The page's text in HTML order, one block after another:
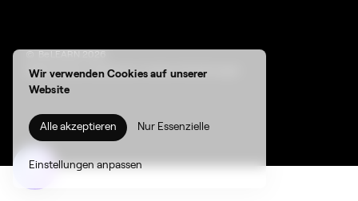
Suchen
nach:
© BeLEARN 2026
Datenschutz
Impressum Cookie-Einstellungen
Wir verwenden Cookies auf unserer
Website
Alle akzeptieren Nur Essenzielle
Einstellungen anpassen